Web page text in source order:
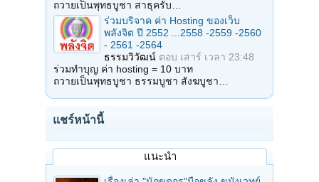
ถวายเป็นพุทธบูชา สาธุครับ…
ร่วมบริจาค ค่า Hosting ของเว็บ
พลังจิต ปี 2552 ...2558 -2559 -2560
- 2561 -2564
ธรรมวิวัฒน์ ตอบ เสาร์ เวลา 23:48
ร่วมทำบุญ ค่า hosting = 10 บาท
ถวายเป็นพุทธบูชา ธรรมบูชา สังฆบูชา…
แชร์หน้านี้
แนะนำ